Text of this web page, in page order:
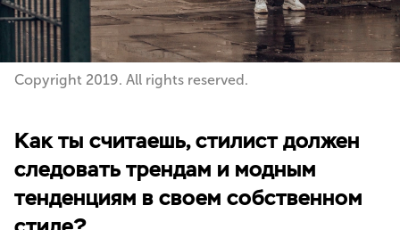
Copyright 2019. All rights reserved.
Как ты считаешь, стилист должен
следовать трендам и модным
тенденциям в своем собственном